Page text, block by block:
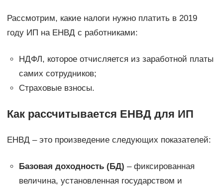
Рассмотрим, какие налоги нужно платить в 2019
году ИП на ЕНВД с работниками:
НДФЛ, которое отчисляется из заработной платы
самих сотрудников;
Страховые взносы.
Как рассчитывается ЕНВД для ИП
ЕНВД – это произведение следующих показателей:
Базовая доходность (БД) – фиксированная
величина, установленная государством и